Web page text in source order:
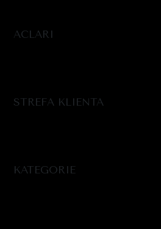
ACLARI
STREFA KLIENTA
KATEGORIE